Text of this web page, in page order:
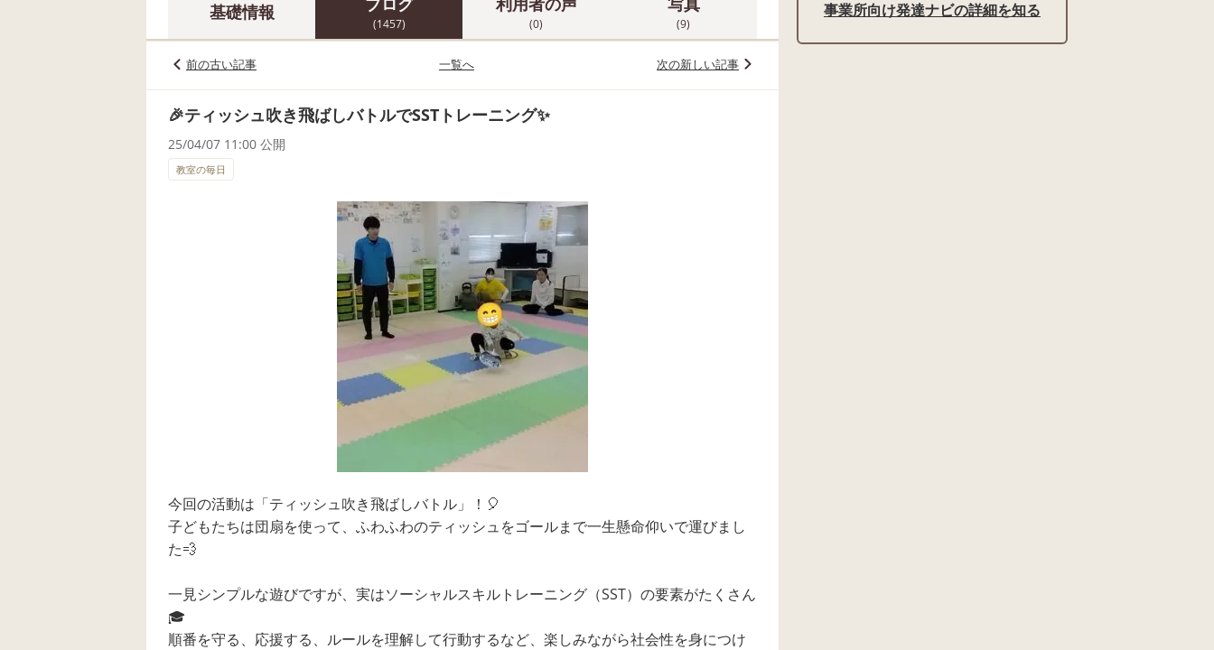
基礎情報
(1457) (0) (9)
前の古い記事 一覧へ 次の新しい記事
🎉ティッシュ吹き飛ばしバトルでSSTトレーニング✨
25/04/07 11:00 公開
教室の毎日
今回の活動は「ティッシュ吹き飛ばしバトル」！🎈
子どもたちは団扇を使って、ふわふわのティッシュをゴールまで一生懸命仰いで運びまし
た💨
一見シンプルな遊びですが、実はソーシャルスキルトレーニング（SST）の要素がたくさん
🎓
順番を守る、応援する、ルールを理解して行動するなど、楽しみながら社会性を身につけ
事業所向け発達ナビの詳細を知る